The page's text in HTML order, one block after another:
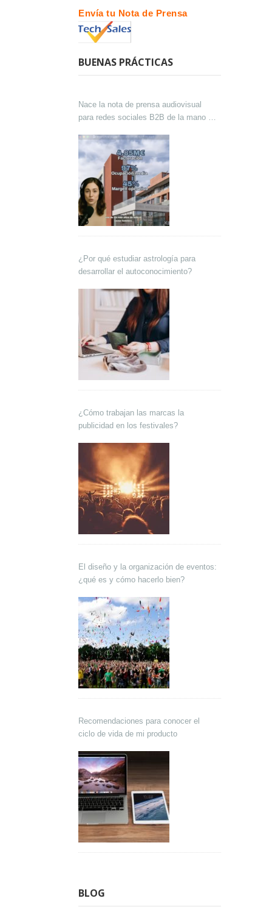
Envía tu Nota de Prensa
BUENAS PRÁCTICAS
Nace la nota de prensa audiovisual
para redes sociales B2B de la mano de
¿Por qué estudiar astrología para
desarrollar el autoconocimiento?
¿Cómo trabajan las marcas la
publicidad en los festivales?
El diseño y la organización de eventos:
¿qué es y cómo hacerlo bien?
Recomendaciones para conocer el
ciclo de vida de mi producto
BLOG